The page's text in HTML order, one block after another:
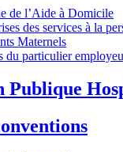
de l’Aide à Domicile
des services à la
Maternels
du particulier
Publique